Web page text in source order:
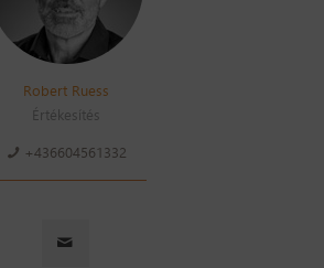
Robert Ruess
Értékesítés
+436604561332